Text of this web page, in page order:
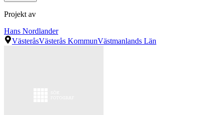
Projekt av
Hans Nordlander
VästeråsVästerås KommunVästmanlands Län